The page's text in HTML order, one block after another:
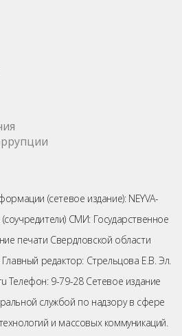
(сетевое издание): NEYVA-
(соучредители) СМИ: Государственное
печати Свердловской области
редактор: Стрельцова Е.В. Эл.
Телефон: 9-79-28 Сетевое издание
службой по надзору в сфере
и массовых коммуникаций.